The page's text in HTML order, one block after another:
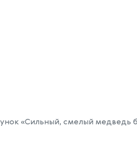
«Сильный, смелый медведь